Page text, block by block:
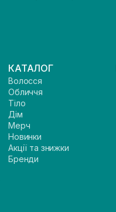
КАТАЛОГ
Волосся
Обличчя
Тіло
Дім
Мерч
Новинки
Акції та знижки
Бренди